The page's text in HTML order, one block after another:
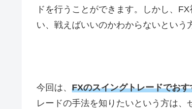
ドを行うことができます。しかし、 FX
い、戦えばいいのかわからないという
今回は、 FXのスイングトレードでお
レードの手法を知りたいという方は、